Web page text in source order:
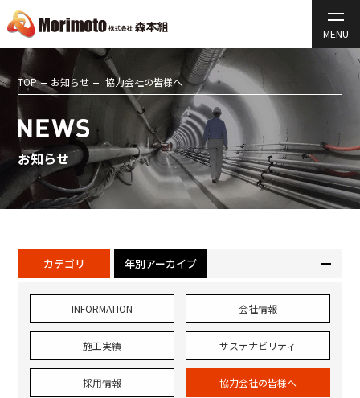
TOP お知らせ 協力会社の皆様へ
お知らせ
カテゴリ 年別アーカイブ
INFORMATION 会社情報
施工実績 サステナビリティ
採用情報 協力会社の皆様へ